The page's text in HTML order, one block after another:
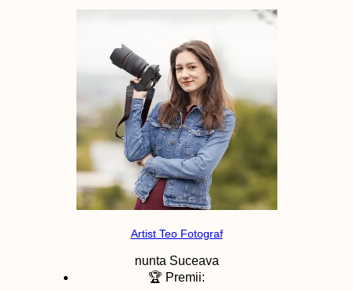
Artist Teo Fotograf
nunta Suceava
🏆 Premii: